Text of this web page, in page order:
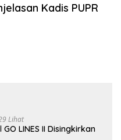
Kadis PUPR
Lihat
LINES II Disingkirkan